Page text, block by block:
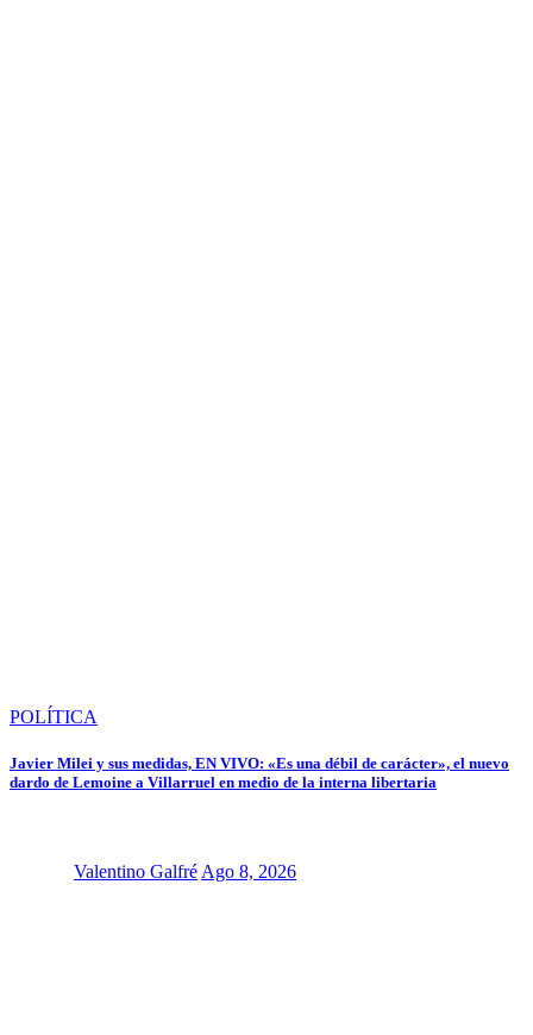
POLÍTICA
Javier Milei y sus medidas, EN VIVO: «Es una débil de carácter», el nuevo
dardo de Lemoine a Villarruel en medio de la interna libertaria
Valentino Galfré Ago 8, 2026